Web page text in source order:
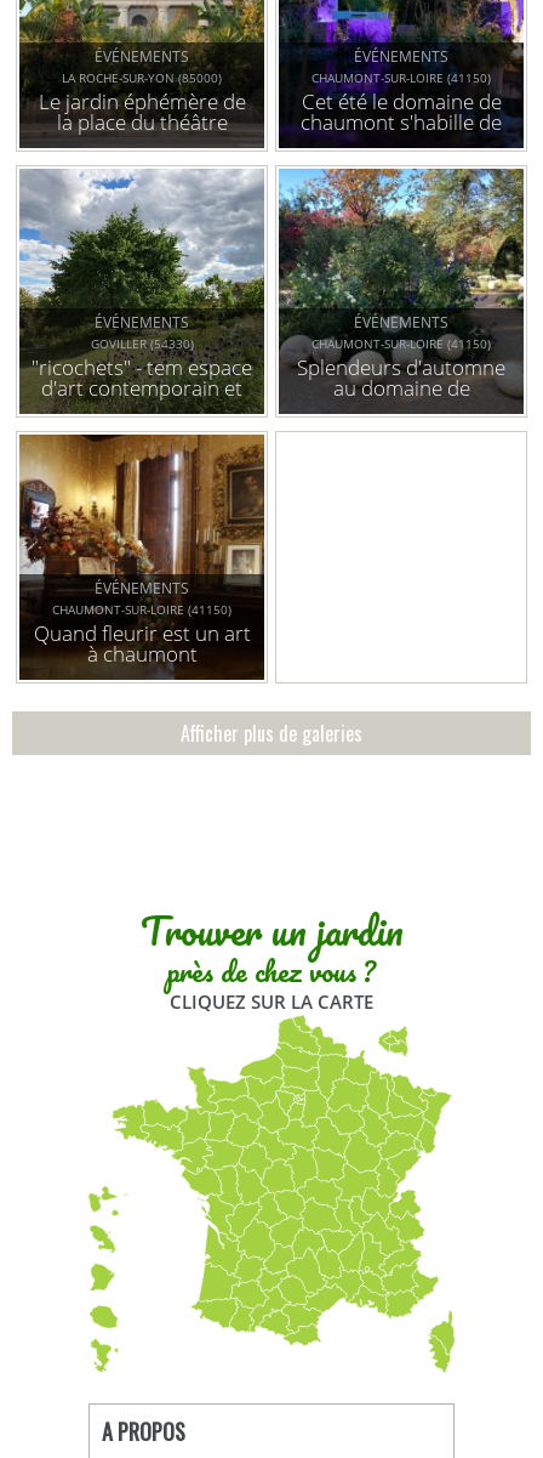
ÉVÉNEMENTS
LA ROCHE-SUR-YON (85000)
Le jardin éphémère de
la place du théâtre
ÉVÉNEMENTS
CHAUMONT-SUR-LOIRE (41150)
Cet été le domaine de
chaumont s'habille de
lumière
ÉVÉNEMENTS
GOVILLER (54330)
"ricochets" - tem espace
d'art contemporain et
soo jardin. exposition
collective 2022
ÉVÉNEMENTS
CHAUMONT-SUR-LOIRE (41150)
Splendeurs d'automne
au domaine de
chaumont-sur-loire et
derniers jours du
ÉVÉNEMENTS
CHAUMONT-SUR-LOIRE (41150)
Quand fleurir est un art
à chaumont
Afficher plus de galeries
Trouver un jardin
près de chez vous ?
CLIQUEZ SUR LA CARTE
A PROPOS